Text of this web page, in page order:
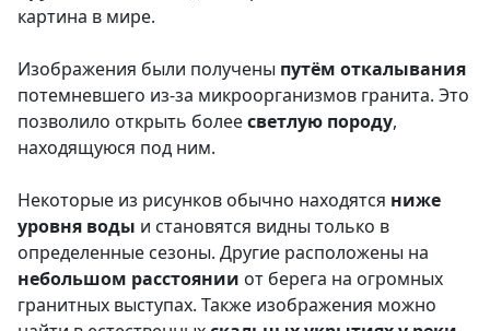
картина в мире.
Изображения были получены путём откалывания
потемневшего из-за микроорганизмов гранита. Это
позволило открыть болеесветлую породу,
находящуюся под ним.
Некоторые из рисунков обычно находятся ниже
уровня воды и становятся видны только в
определенные сезоны. Другие расположены на
небольшом расстоянии от берега на огромных
гранитных выступах. Также изображения можно